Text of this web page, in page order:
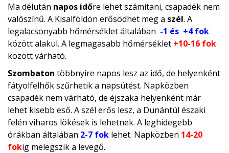
Ma délután napos időre lehet számítani, csapadék nem
valószínű. A Kisalföldön erősödhet meg a szél. A
legalacsonyabb hőmérséklet általában -1 és +4 fok
között alakul. A legmagasabb hőmérséklet +10-16 fok
között várható.
Szombaton többnyire napos lesz az idő, de helyenként
fátyolfelhők szűrhetik a napsütést. Napközben
csapadék nem várható, de éjszaka helyenként már
lehet kisebb eső. A szél erős lesz, a Dunántúl északi
felén viharos lökések is lehetnek. A leghidegebb
órákban általában 2-7 fok lehet. Napközben 14-20
fokig melegszik a levegő.